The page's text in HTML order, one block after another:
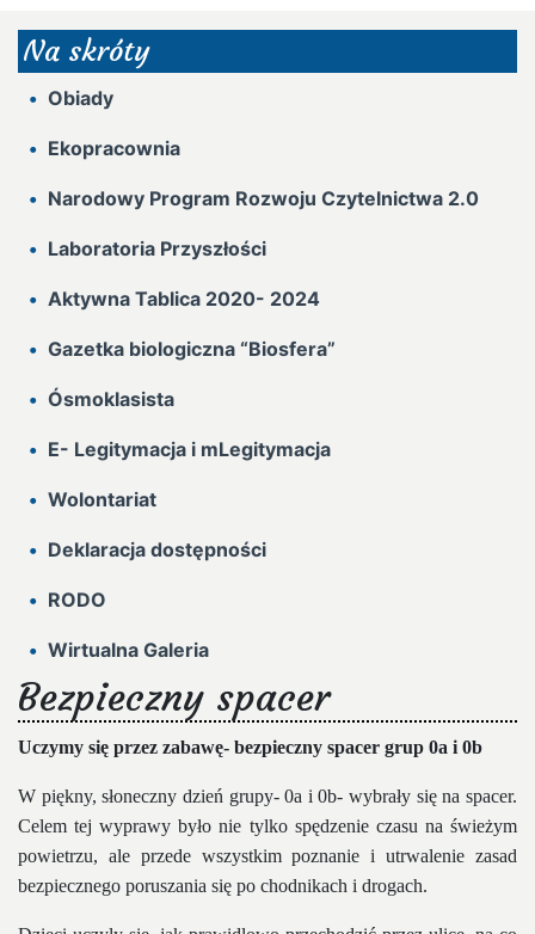
Na skróty
Obiady
Ekopracownia
Narodowy Program Rozwoju Czytelnictwa 2.0
Laboratoria Przyszłości
Aktywna Tablica 2020- 2024
Gazetka biologiczna “Biosfera”
Ósmoklasista
E- Legitymacja i mLegitymacja
Wolontariat
Deklaracja dostępności
RODO
Wirtualna Galeria
Bezpieczny spacer
Uczymy się przez zabawę- bezpieczny spacer grup 0a i 0b
W piękny, słoneczny dzień grupy- 0a i 0b- wybrały się na spacer.
Celem tej wyprawy było nie tylko spędzenie czasu na świeżym
powietrzu, ale przede wszystkim poznanie i utrwalenie zasad
bezpiecznego poruszania się po chodnikach i drogach.